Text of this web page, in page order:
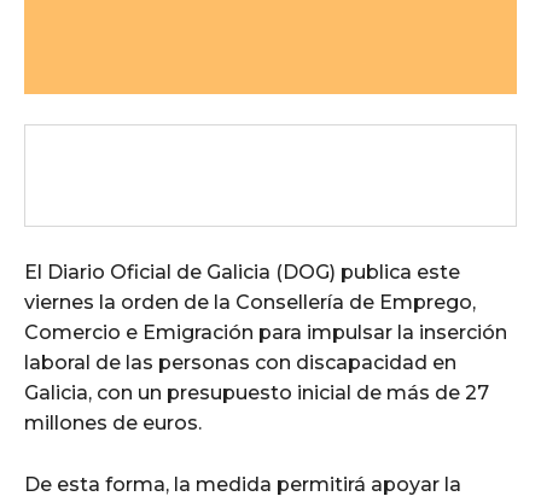
El Diario Oficial de Galicia (DOG) publica este
viernes la orden de la Consellería de Emprego,
Comercio e Emigración para impulsar la inserción
laboral de las personas con discapacidad en
Galicia, con un presupuesto inicial de más de 27
millones de euros.
De esta forma, la medida permitirá apoyar la